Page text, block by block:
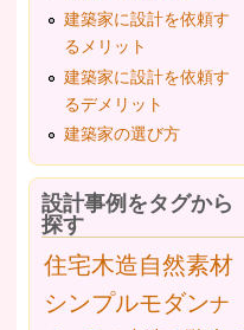
建築家に設計を依頼す
るメリット
建築家に設計を依頼す
るデメリット
建築家の選び方
設計事例をタグから
探す
住宅木造自然素材
シンプルモダンナ